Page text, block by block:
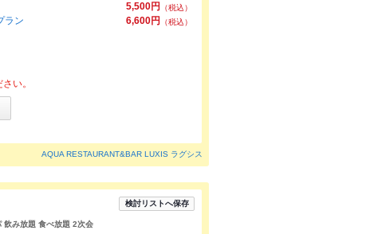
5,500円
（税込）
6,600円
（税込）
ラン
い。
AQUA RESTAURANT&BAR LUXIS ラグシス
検討リストへ保存
飲み放題 食べ放題 2次会